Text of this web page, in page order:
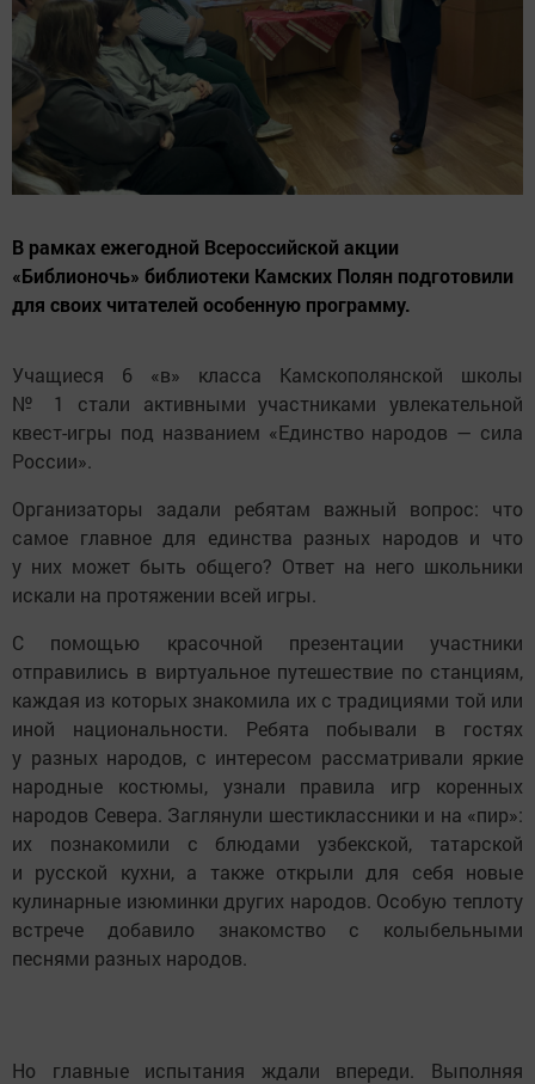
В рамках ежегодной Всероссийской акции
«Библионочь» библиотеки Камских Полян подготовили
для своих читателей особенную программу.
Учащиеся 6 «в» класса Камскополянской школы
№ 1 стали активными участниками увлекательной
квест-игры под названием «Единство народов — сила
России».
Организаторы задали ребятам важный вопрос: что
самое главное для единства разных народов и что
у них может быть общего? Ответ на него школьники
искали на протяжении всей игры.
С помощью красочной презентации участники
отправились в виртуальное путешествие по станциям,
каждая из которых знакомила их с традициями той или
иной национальности. Ребята побывали в гостях
у разных народов, с интересом рассматривали яркие
народные костюмы, узнали правила игр коренных
народов Севера. Заглянули шестиклассники и на «пир»:
их познакомили с блюдами узбекской, татарской
и русской кухни, а также открыли для себя новые
кулинарные изюминки других народов. Особую теплоту
встрече добавило знакомство с колыбельными
песнями разных народов.
Но главные испытания ждали впереди. Выполняя